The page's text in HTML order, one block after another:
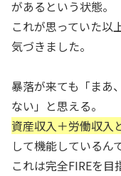
があるという状態。
これが思っていた以
気づきました。
暴落が来ても「まあ
ない」と思える。
資産収入＋労働収入
して機能しているん
これは完全FIREを